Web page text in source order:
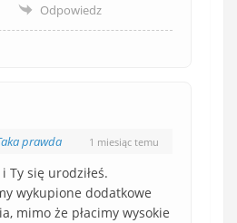
Odpowiedz
prawda 1 miesiąc temu
Ty się urodziłeś.
wykupione dodatkowe
mimo że płacimy wysokie